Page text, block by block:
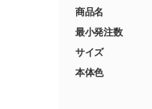
商品名
最小発注数
サイズ
本体色